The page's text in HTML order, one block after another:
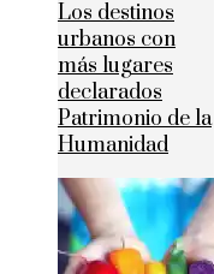
Los destinos
urbanos con
más lugares
declarados
Patrimonio de la
Humanidad